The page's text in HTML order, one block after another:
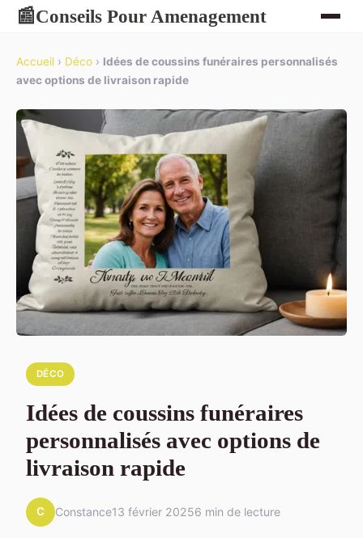
📰Conseils Pour Amenagement
Accueil › Déco › Idées de coussins funéraires personnalisés
avec options de livraison rapide
DÉCO
Idées de coussins funéraires
personnalisés avec options de
livraison rapide
C Constance13 février 20256 min de lecture